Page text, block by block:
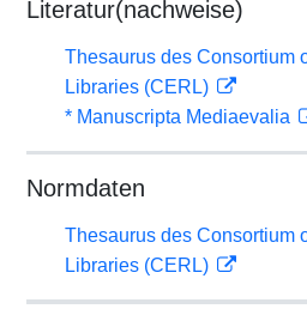
Literatur(nachweise)
Thesaurus des Consortium
Libraries (CERL)
* Manuscripta Mediaevalia
Normdaten
Thesaurus des Consortium
Libraries (CERL)